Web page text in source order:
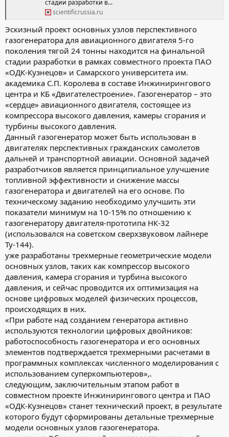
стадии разработки в...
scientificrussia.ru
Эскизный проект основных узлов перспективного
газогенератора для авиационного двигателя 5-го
поколения тягой 24 тонны находится на финальной
стадии разработки в рамках совместного проекта ПАО
«ОДК-Кузнецов» и Самарского университета им.
академика С.П. Королева в составе Инжинирингового
центра и КБ «Двигателестроение». Газогенератор – это
«сердце» авиационного двигателя, состоящее из
компрессора высокого давления, камеры сгорания и
турбины высокого давления.
Данный газогенератор может быть использован в
двигателях перспективных гражданских самолетов
дальней и транспортной авиации. Основной задачей
разработчиков является принципиальное улучшение
топливной эффективности и снижение массы
газогенератора и двигателей на его основе. По
техническому заданию необходимо улучшить эти
показатели минимум на 10-15% по отношению к
газогенератору двигателя-прототипа НК-32
(использовался на советском сверхзвуковом лайнере
Ту-144).
уже разработаны трехмерные геометрические модели
основных узлов, таких как компрессор высокого
давления, камера сгорания и турбина высокого
давления, и сейчас проводится их оптимизация на
основе цифровых моделей физических процессов,
происходящих в них.
«При работе над созданием генератора активно
используются технологии цифровых двойников:
работоспособность газогенератора и его основных
элементов подтверждается трехмерными расчетами в
программных комплексах численного моделирования с
использованием суперкомпьютеров»,.
следующим, заключительным этапом работ в
совместном проекте Инжинирингового центра и ПАО
«ОДК-Кузнецов» станет технический проект, в результате
которого будут сформированы детальные трехмерные
модели основных узлов газогенератора.